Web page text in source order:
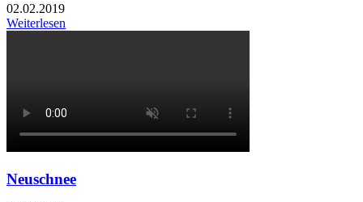
02.02.2019
Weiterlesen
Neuschnee